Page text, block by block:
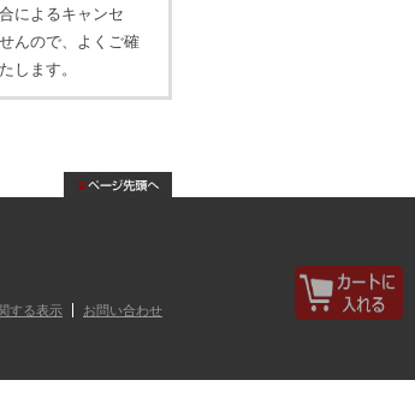
によるキャンセ
んので、よくご確
します。
する表示 お問い合わせ